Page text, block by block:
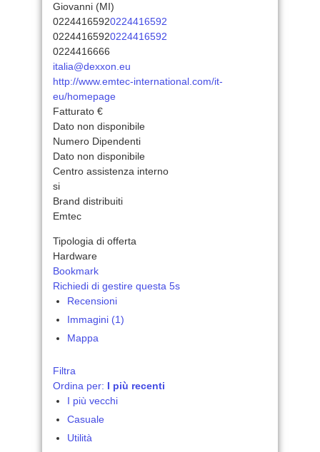
Giovanni (MI)
02244165920224416592
02244165920224416592
0224416666
italia@dexxon.eu
http://www.emtec-international.com/it-
eu/homepage
Fatturato €
Dato non disponibile
Numero Dipendenti
Dato non disponibile
Centro assistenza interno
si
Brand distribuiti
Emtec
Tipologia di offerta
Hardware
Bookmark
Richiedi di gestire questa 5s
Recensioni
Immagini (1)
Mappa
Filtra
Ordina per: I più recenti
I più vecchi
Casuale
Utilità